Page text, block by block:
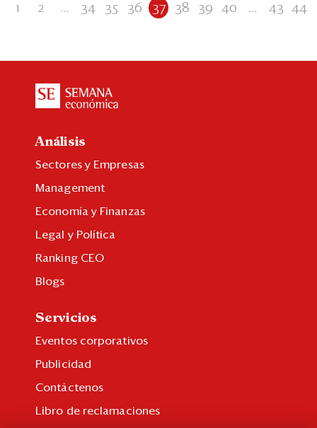
1 2 ... 34 35 36 37 38 39 40 ... 43 44
Análisis
Sectores y Empresas
Management
Economía y Finanzas
Legal y Política
Ranking CEO
Blogs
Servicios
Eventos corporativos
Publicidad
Contáctenos
Libro de reclamaciones